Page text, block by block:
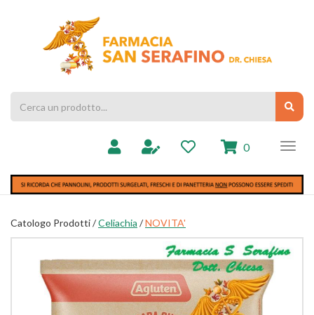
Prodotto
0 prodotti
inseriti
Catologo Prodotti /Celiachia /NOVITA'